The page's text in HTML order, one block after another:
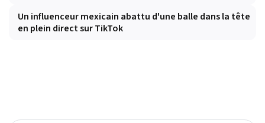
Un influenceur mexicain abattu d'une balle dans la tête
en plein direct sur TikTok